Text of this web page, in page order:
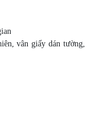
vân giấy dán tường,